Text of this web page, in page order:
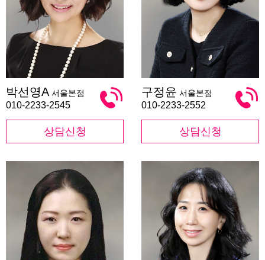
선
영
박선영A 서울본점
010-2233-2545
상담신청
정
윤
구정윤 서울본점
010-2233-2552
상담신청